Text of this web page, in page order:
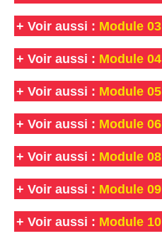
+ Voir aussi : Module 03
+ Voir aussi : Module 04
+ Voir aussi : Module 05
+ Voir aussi : Module 06
+ Voir aussi : Module 08
+ Voir aussi : Module 09
+ Voir aussi : Module 10